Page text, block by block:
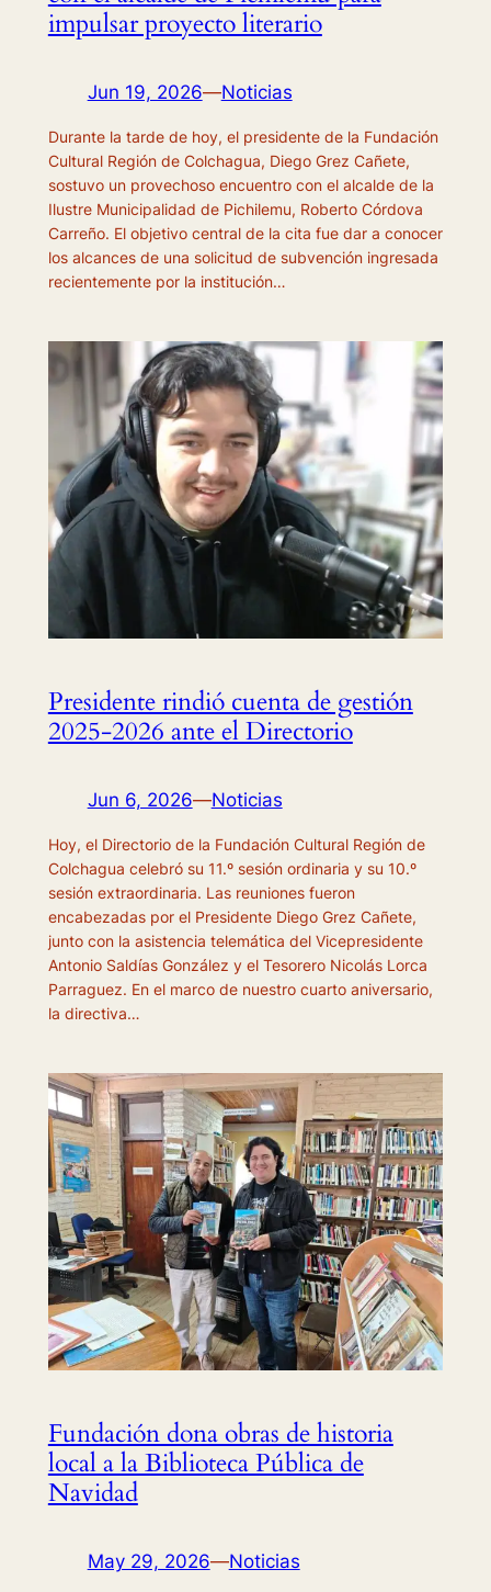
impulsar proyecto literario
Jun 19, 2026—Noticias
Durante la tarde de hoy, el presidente de la Fundación
Cultural Región de Colchagua, Diego Grez Cañete,
sostuvo un provechoso encuentro con el alcalde de la
Ilustre Municipalidad de Pichilemu, Roberto Córdova
Carreño. El objetivo central de la cita fue dar a conocer
los alcances de una solicitud de subvención ingresada
recientemente por la institución…
Presidente rindió cuenta de gestión
2025-2026 ante el Directorio
Jun 6, 2026—Noticias
Hoy, el Directorio de la Fundación Cultural Región de
Colchagua celebró su 11.º sesión ordinaria y su 10.º
sesión extraordinaria. Las reuniones fueron
encabezadas por el Presidente Diego Grez Cañete,
junto con la asistencia telemática del Vicepresidente
Antonio Saldías González y el Tesorero Nicolás Lorca
Parraguez. En el marco de nuestro cuarto aniversario,
la directiva…
Fundación dona obras de historia
local a la Biblioteca Pública de
Navidad
May 29, 2026—Noticias